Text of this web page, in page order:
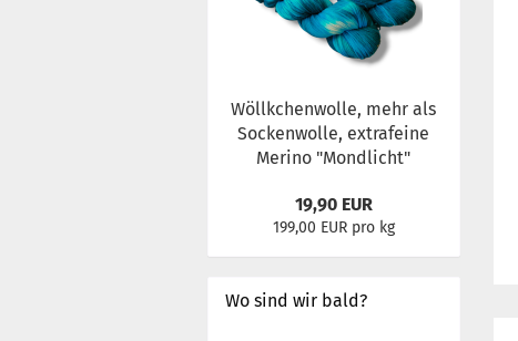
Wöllkchenwolle, mehr als
Sockenwolle, extrafeine
Merino "Mondlicht"
19,90 EUR
199,00 EUR pro kg
Wo sind wir bald?